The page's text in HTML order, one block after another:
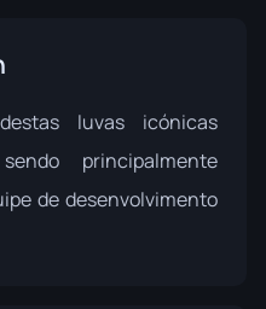
luvas icónicas
principalmente
de desenvolvimento